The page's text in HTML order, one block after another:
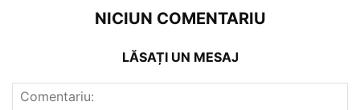
NICIUN COMENTARIU
LĂSAȚI UN MESAJ